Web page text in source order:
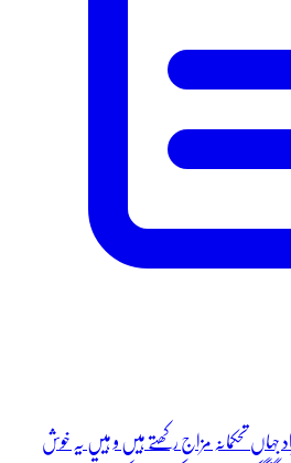
تحکمانہ مزاج رکھتے ہیں و ہیں یہ خوش